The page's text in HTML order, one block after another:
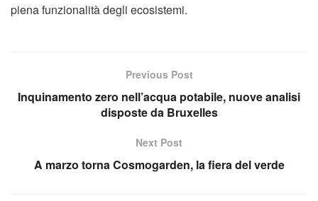
piena funzionalità degli ecosistemi.
Previous Post
Inquinamento zero nell’acqua potabile, nuove analisi
disposte da Bruxelles
Next Post
A marzo torna Cosmogarden, la fiera del verde